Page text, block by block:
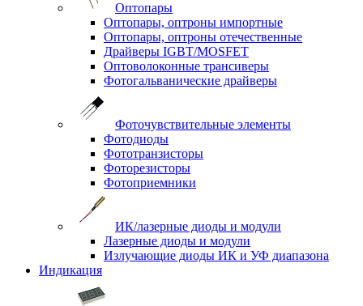
Оптопары
Оптопары, оптроны импортные
Оптопары, оптроны отечественные
Драйверы IGBT/MOSFET
Оптоволоконные трансиверы
Фотогальванические драйверы
Фоточувствительные элементы
Фотодиоды
Фототранзисторы
Фоторезисторы
Фотоприемники
ИК/лазерные диоды и модули
Лазерные диоды и модули
Излучающие диоды ИК и УФ диапазона
Индикация